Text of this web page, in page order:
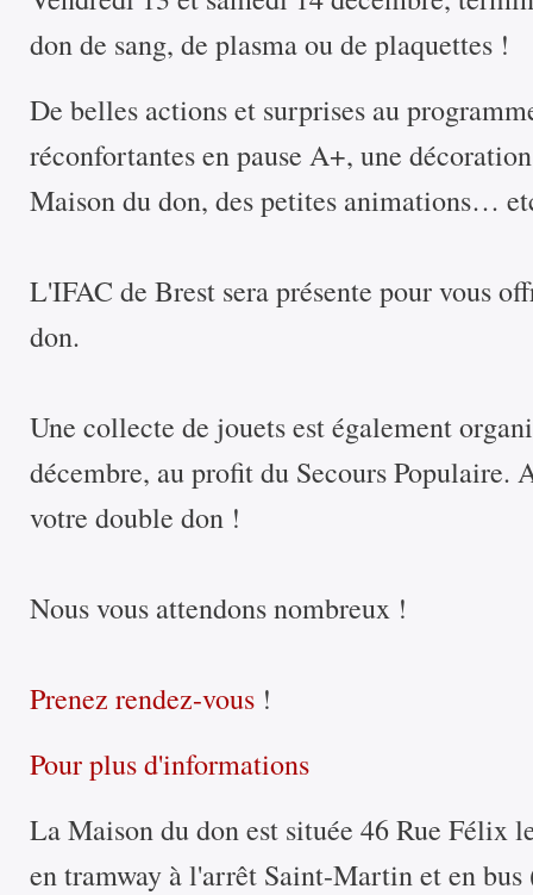
don de sang, de plasma ou de plaquettes !
De belles actions et surprises au
réconfortantes en pause A+, une
Maison du don, des petites animations…
L'IFAC de Brest sera présente pour vous
don.
Une collecte de jouets est également
décembre, au profit du Secours Populaire.
votre double don !
Nous vous attendons nombreux !
Prenez rendez-vous !
Pour plus d'informations
La Maison du don est située 46 Rue Félix
en tramway à l'arrêt Saint-Martin et en